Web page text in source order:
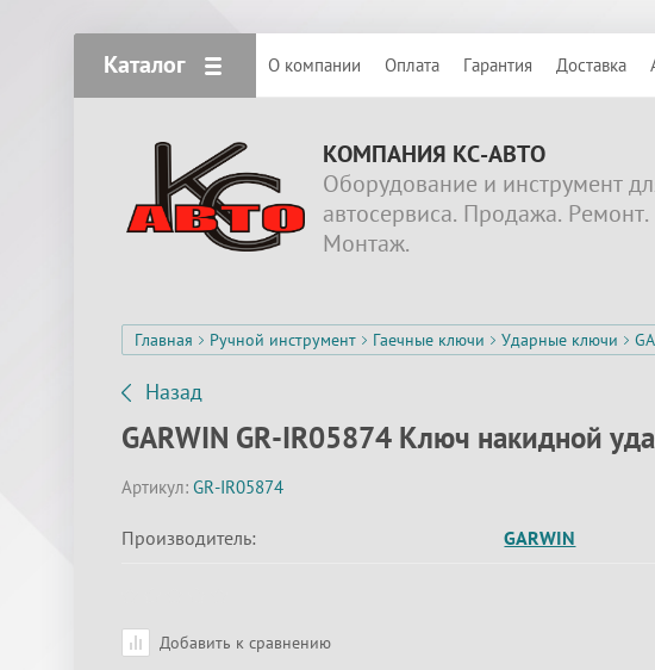
Каталог О компании Оплата Гарантия Доставка
КОМПАНИЯ КС-АВТО
Оборудование и инструмент
автосервиса. Продажа. Ремонт.
Монтаж.
Главная Ручной инструмент Гаечные ключи Ударные ключи
Назад
GARWIN GR-IR05874 Ключ накидной
Артикул: GR-IR05874
Производитель: GARWIN
Добавить к сравнению